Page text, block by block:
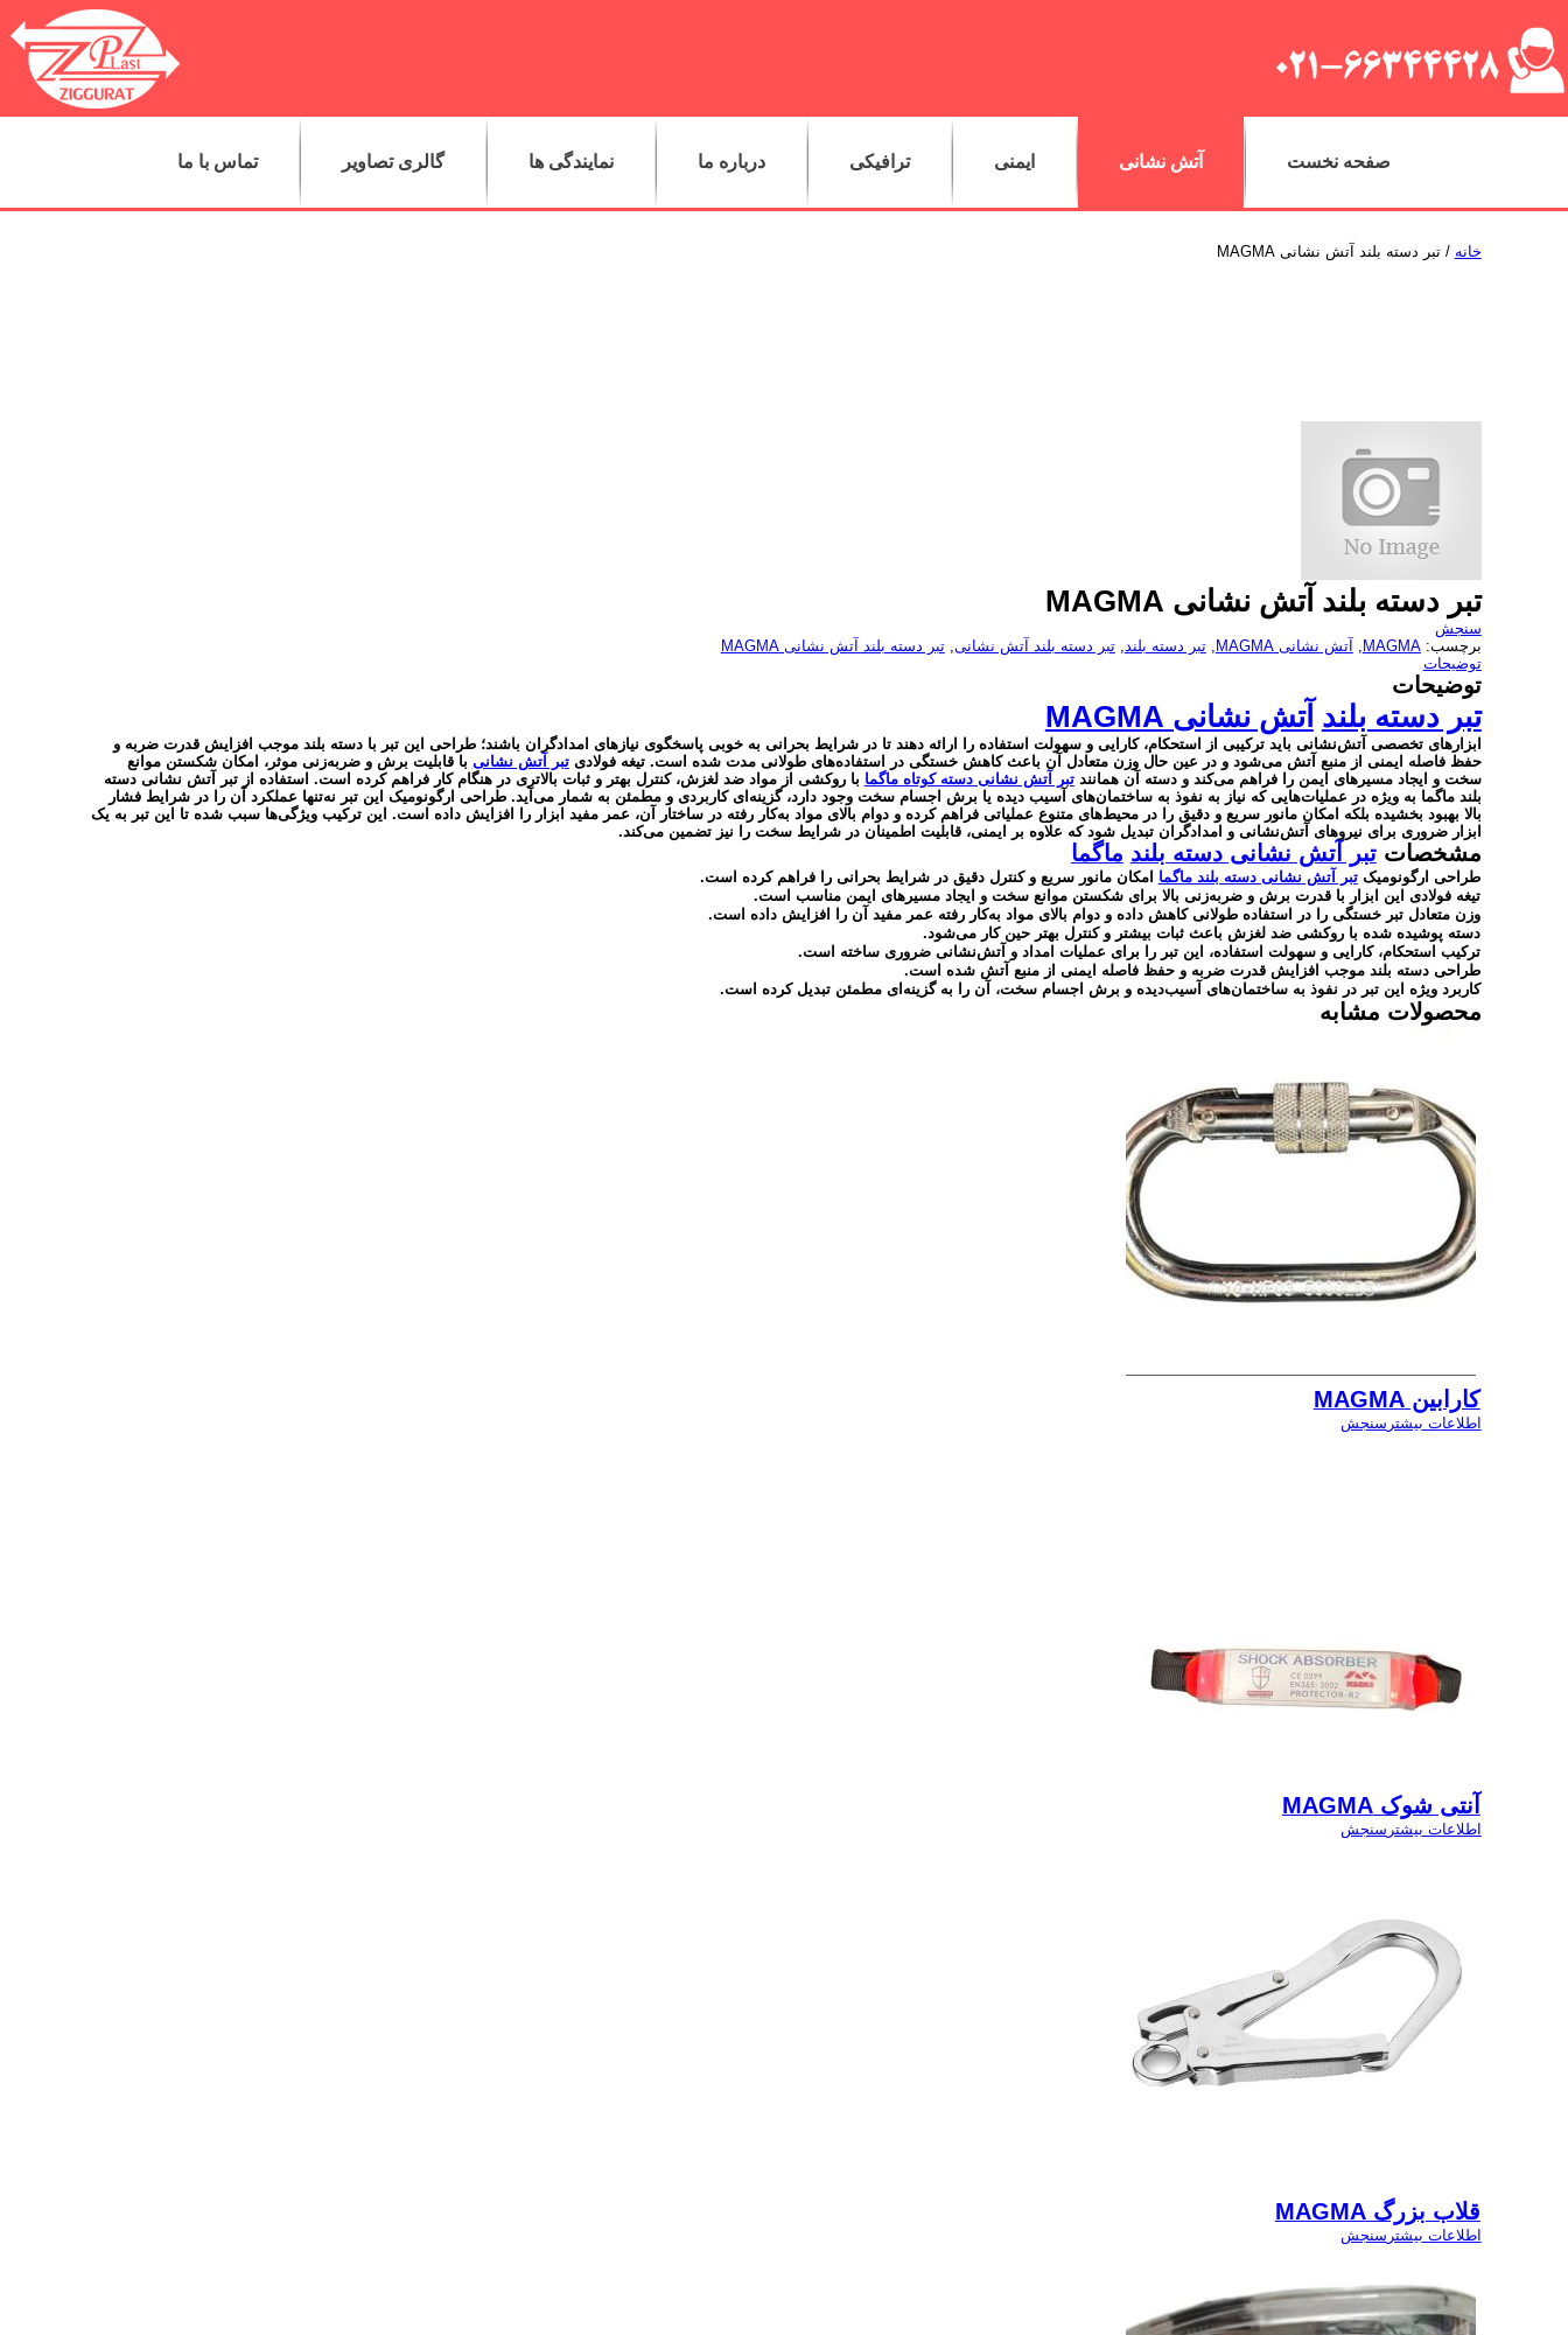
صفحه نخست آتش نشانی ایمنی ترافیکی درباره ما نمایندگی ها گالری تصاویر تماس با ما
خانه / تبر دسته بلند آتش نشانی MAGMA
تبر دسته بلند آتش نشانی MAGMA
سنجش
برچسب:MAGMA
, آتش نشانی MAGMA ,تبر دسته بلند,تبر دسته بلند آتش نشانی,تبر دسته بلند آتش نشانی MAGMA
توضیحات
توضیحات
تبر دسته بلند آتش نشانی
ابزارهای تخصصی آتش‌نشانی باید ترکیبی از استحکام، کارایی و سهولت استفاده را ارائه دهند تا در شرایط بحرانی به خوبی پاسخگوی نیازهای امدادگران باشند؛ طراحی این تبر با دسته بلند موجب افزایش قدرت ضربه و
حفظ فاصله ایمنی از منبع آتش می‌شود و در عین حال وزن متعادل آن باعث کاهش خستگی در استفاده‌های طولانی‌ مدت شده است. تیغه فولادیتبر آتش نشانی با قابلیت برش و ضربه‌زنی موثر، امکان شکستن موانع
سخت و ایجاد مسیرهای ایمن را فراهم می‌کند و دسته آن همانندتبر آتش نشانی دسته کوتاه ماگما با روکشی از مواد ضد لغزش، کنترل بهتر و ثبات بالاتری در هنگام کار فراهم کرده است. استفاده از تبر آتش نشانی دسته
بلند ماگما به ویژه در عملیات‌هایی که نیاز به نفوذ به ساختمان‌های آسیب‌ دیده یا برش اجسام سخت وجود دارد، گزینه‌ای کاربردی و مطمئن به شمار می‌آید. طراحی ارگونومیک این تبر نه‌تنها عملکرد آن را در شرایط فشار
بالا بهبود بخشیده بلکه امکان مانور سریع و دقیق را در محیط‌های متنوع عملیاتی فراهم کرده و دوام بالای مواد به‌کار رفته در ساختار آن، عمر مفید ابزار را افزایش داده است. این ترکیب ویژگی‌ها سبب شده تا این تبر به یک
ابزار ضروری برای نیروهای آتش‌نشانی و امدادگران تبدیل شود که علاوه بر ایمنی، قابلیت اطمینان در شرایط سخت را نیز تضمین می‌کند.
مشخصاتتبر آتش نشانی دسته بلند ماگما
طراحی ارگونومیکتبر آتش‌ نشانی دسته بلند ماگما امکان مانور سریع و کنترل دقیق در شرایط بحرانی را فراهم کرده است.
تیغه فولادی این ابزار با قدرت برش و ضربه‌زنی بالا برای شکستن موانع سخت و ایجاد مسیرهای ایمن مناسب است.
وزن متعادل تبر خستگی را در استفاده طولانی کاهش داده و دوام بالای مواد به‌کار رفته عمر مفید آن را افزایش داده است.
دسته پوشیده شده با روکشی ضد لغزش باعث ثبات بیشتر و کنترل بهتر حین کار می‌شود.
ترکیب استحکام، کارایی و سهولت استفاده، این تبر را برای عملیات امداد و آتش‌نشانی ضروری ساخته است.
طراحی دسته بلند موجب افزایش قدرت ضربه و حفظ فاصله ایمنی از منبع آتش شده است.
کاربرد ویژه این تبر در نفوذ به ساختمان‌های آسیب‌دیده و برش اجسام سخت، آن را به گزینه‌ای مطمئن تبدیل کرده است.
محصولات مشابه
کارابین MAGMA
اطلاعات بیشتر سنجش
آنتی شوک MAGMA
اطلاعات بیشتر سنجش
قلاب بزرگ MAGMA
اطلاعات بیشتر سنجش